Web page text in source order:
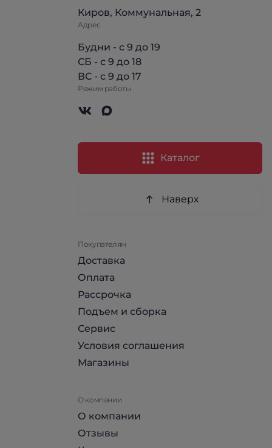
Киров, Коммунальная, 2
Адрес
Будни - с 9 до 19
СБ - с 9 до 18
ВС - с 9 до 17
Режим работы
Каталог
Наверх
Покупателям
Доставка
Оплата
Рассрочка
Подъем и сборка
Сервис
Условия соглашения
Магазины
О компании
О компании
Отзывы